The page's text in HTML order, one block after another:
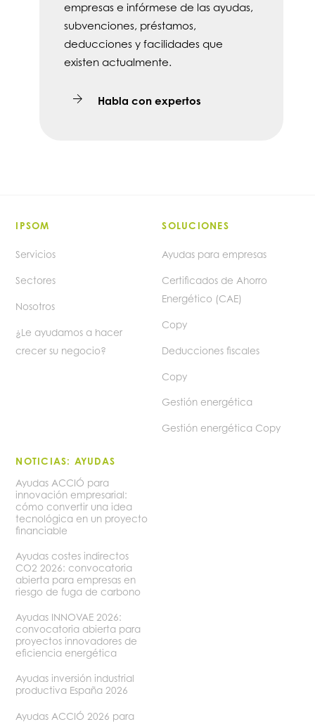
empresas e infórmese de las ayudas,
subvenciones, préstamos,
deducciones y facilidades que
existen actualmente.
Habla con expertos
IPSOM
Servicios
Sectores
Nosotros
¿Le ayudamos a hacer
crecer su negocio?
SOLUCIONES
Ayudas para empresas
Certificados de Ahorro
Energético (CAE)
Copy
Deducciones fiscales
Copy
Gestión energética
Gestión energética Copy
NOTICIAS: AYUDAS
Ayudas ACCIÓ para
innovación empresarial:
cómo convertir una idea
tecnológica en un proyecto
financiable
Ayudas costes indirectos
CO2 2026: convocatoria
abierta para empresas en
riesgo de fuga de carbono
Ayudas INNOVAE 2026:
convocatoria abierta para
proyectos innovadores de
eficiencia energética
Ayudas inversión industrial
productiva España 2026
Ayudas ACCIÓ 2026 para